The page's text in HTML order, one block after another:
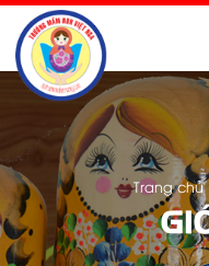
TRANG CHỦ
GIỚI THIỆU
THƯ NGỎ
PHƯƠNG CHÂM
ĐỘI NGŨ GIÁO VIÊN
CHƯƠNG TRÌNH HỌC
KITTY (18 - 24 THÁNG)
Trang chủ